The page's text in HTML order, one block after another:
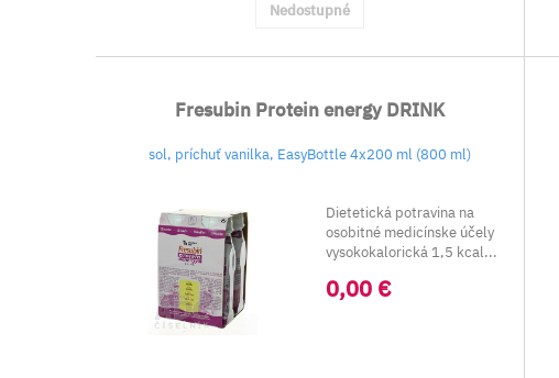
Nedostupné
Fresubin Protein energy DRINK
sol, príchuť vanilka, EasyBottle 4x200 ml (800 ml)
Dietetická potravina na
osobitné medicínske účely
vysokokalorická 1,5 kcal...
0,00 €